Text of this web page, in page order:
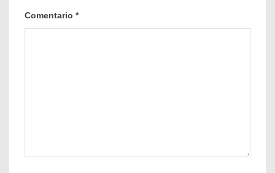
Comentario *